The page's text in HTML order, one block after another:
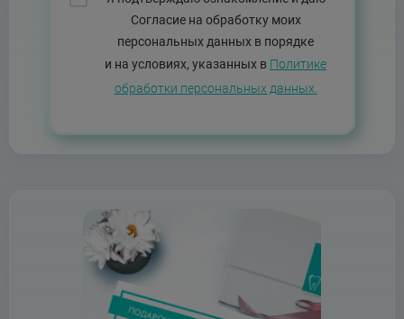
Согласие на обработку моих
персональных данных в порядке
и на условиях, указанных в Политике
обработки персональных данных.